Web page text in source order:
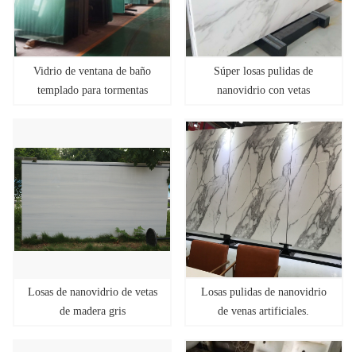
Vidrio de ventana de baño
templado para tormentas
Súper losas pulidas de
nanovidrio con vetas
Losas de nanovidrio de vetas
de madera gris
Losas pulidas de nanovidrio
de venas artificiales.